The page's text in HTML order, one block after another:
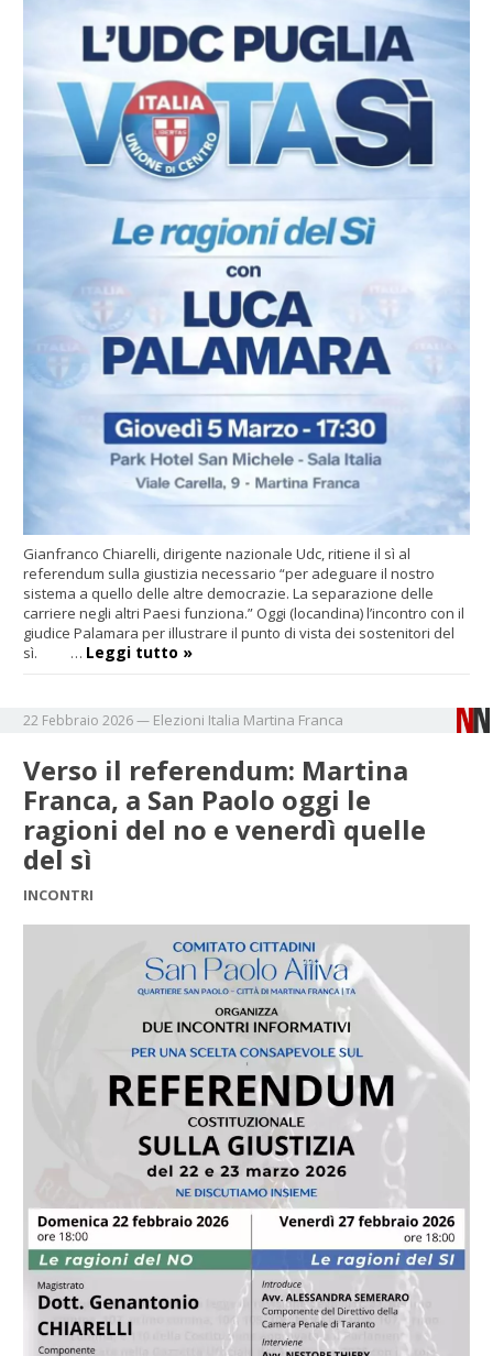
Gianfranco Chiarelli, dirigente nazionale Udc, ritiene il sì al
referendum sulla giustizia necessario “per adeguare il nostro
sistema a quello delle altre democrazie. La separazione delle
carriere negli altri Paesi funziona.” Oggi (locandina) l’incontro con il
giudice Palamara per illustrare il punto di vista dei sostenitori del
sì. … Leggi tutto »
22 Febbraio 2026— Elezioni Italia Martina Franca
Verso il referendum: Martina
Franca, a San Paolo oggi le
ragioni del no e venerdì quelle
del sì
INCONTRI